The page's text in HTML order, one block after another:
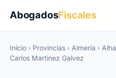
AbogadosFiscales
Inicio › Provincias › Almería ›
Carlos Martinez Galvez